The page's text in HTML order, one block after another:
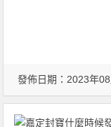
發佈日期：2023年